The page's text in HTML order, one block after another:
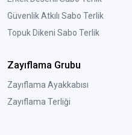
Güvenlik Atkılı Sabo Terlik
Topuk Dikeni Sabo Terlik
Zayıflama Grubu
Zayıflama Ayakkabısı
Zayıflama Terliği